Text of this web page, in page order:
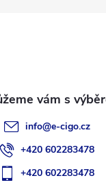
info@e-cigo.cz
+420 602283478
+420 602283478